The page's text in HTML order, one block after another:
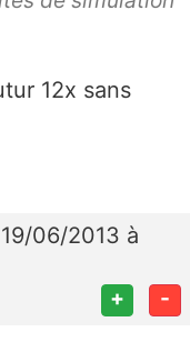
12x sans
06/2013 à
+ -